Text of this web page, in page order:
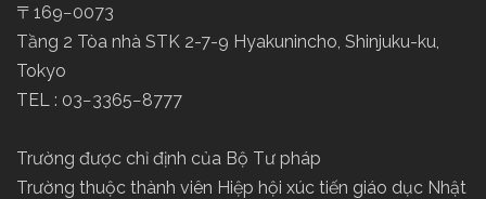
〒169−0073
Tầng 2 Tòa nhà STK 2-7-9 Hyakunincho, Shinjuku-ku,
Tokyo
TEL : 03−3365−8777
Trường được chỉ định của Bộ Tư pháp
Trường thuộc thành viên Hiệp hội xúc tiến giáo dục Nhật